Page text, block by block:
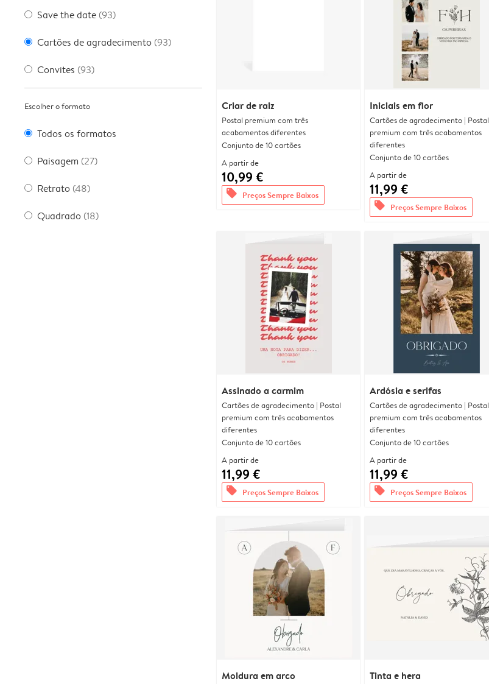
Save the date (93)
Cartões de agradecimento (93)
Convites (93)
Escolher o formato
Todos os formatos
Paisagem (27)
Retrato (48)
Quadrado (18)
Criar de raiz
Postal premium com três
acabamentos diferentes
Conjunto de 10 cartões
A partir de
10,99 €
offers Preços Sempre Baixos
Iniciais em flor
Cartões de agradecimento | Postal
premium com três acabamentos
diferentes
Conjunto de 10 cartões
A partir de
11,99 €
offers Preços Sempre Baixos
Assinado a carmim
Cartões de agradecimento | Postal
premium com três acabamentos
diferentes
Conjunto de 10 cartões
A partir de
11,99 €
offers Preços Sempre Baixos
Ardósia e serifas
Cartões de agradecimento | Postal
premium com três acabamentos
diferentes
Conjunto de 10 cartões
A partir de
11,99 €
offers Preços Sempre Baixos
Moldura em arco Tinta e hera